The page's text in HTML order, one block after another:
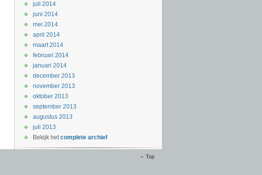
juli 2014
juni 2014
mei 2014
april 2014
maart 2014
februari 2014
januari 2014
december 2013
november 2013
oktober 2013
september 2013
augustus 2013
juli 2013
Bekijk hetcomplete archief
Top